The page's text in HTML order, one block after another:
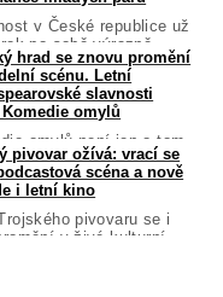
v České republice už
po sobě výrazně...
hrad se znovu promění
scénu. Letní
slavnosti
omylů
omylů není jen o tom,
pletou...
pivovar ožívá: vrací se
scéna a nově
i letní kino
pivovaru se i
v živé kulturní...